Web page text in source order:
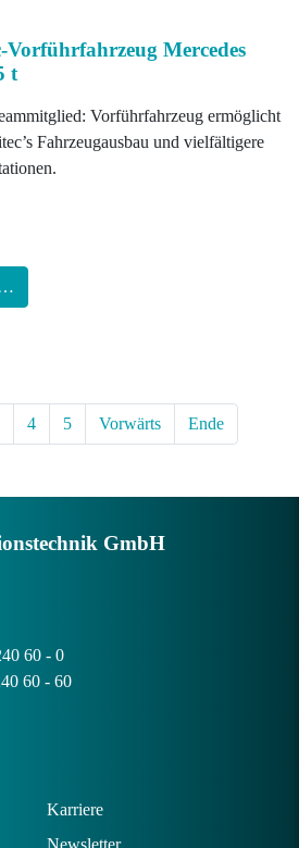
Vorführfahrzeug Mercedes
t
Vorführfahrzeug ermöglicht
Fahrzeugausbau und vielfältigere
…
4 5 Vorwärts Ende
GmbH
60 - 0
60 - 60
Karriere